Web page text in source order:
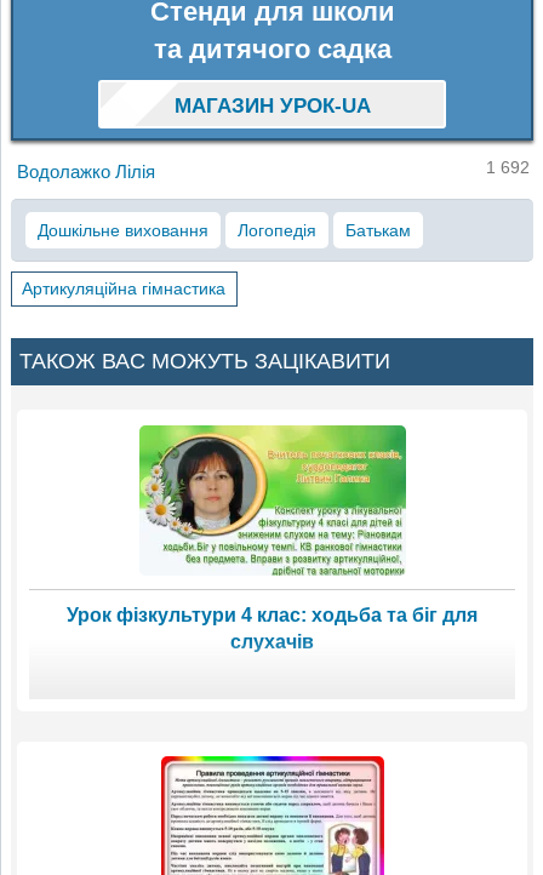
Стенди для школи
та дитячого садка
МАГАЗИН УРОК-UA
Водолажко Лілія 1 692
Дошкільне виховання Логопедія Батькам
Артикуляційна гімнастика
ТАКОЖ ВАС МОЖУТЬ ЗАЦІКАВИТИ
Урок фізкультури 4 клас: ходьба та біг для
слухачів